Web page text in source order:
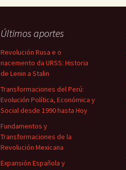
Últimos aportes
Revolución Rusa e o
nacemento da URSS: Historia
de Lenin a Stalin
Transformaciones del Perú:
Evolución Política, Económica y
Social desde 1990 hasta Hoy
Fundamentos y
Transformaciones de la
Revolución Mexicana
Expansión Española y